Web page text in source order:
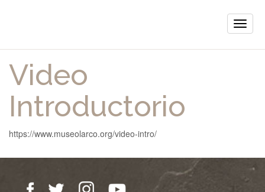
Toggle
Video
Introductorio
https://www.museolarco.org/video-intro/